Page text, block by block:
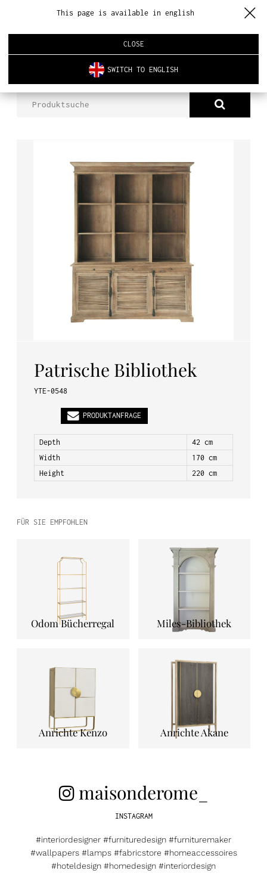
ÜBER UNS
NEUHEITEN
INNENARCHITEKTUR
REALISIERUNGEN
AKTUELLES
PL EN DE
PATRISCHE BIBLIOTHEK
Patrische Bibliothek
YTE-0548
PRODUKTANFRAGE
Depth
42 cm
Width
170 cm
Height
220 cm
FÜR SIE EMPFOHLEN
Odom Bücherregal Miles-Bibliothek
Anrichte Kenzo Anrichte Akane
maisonderome_
INSTAGRAM
#interiordesigner #furnituredesign #furnituremaker
#wallpapers #lamps #fabricstore #homeaccessoires
#hoteldesign #homedesign #interiordesign
This page is available in english
CLOSE
SWITCH TO ENGLISH